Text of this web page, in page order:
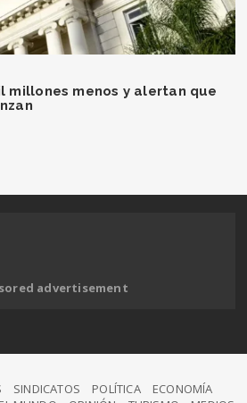
millones menos y alertan que
advertisement
SINDICATOS POLÍTICA
ECONOMÍA